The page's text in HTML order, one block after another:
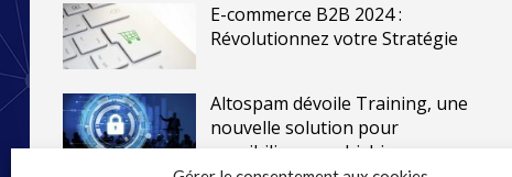
E-commerce B2B 2024 :
Révolutionnez votre Stratégie
Altospam dévoile Training, une
nouvelle solution pour
sensibiliser au phishing